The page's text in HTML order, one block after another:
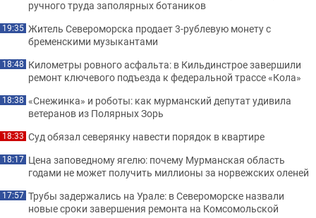
ручного труда заполярных ботаников
19:35 Житель Североморска продает 3-рублевую монету с
бременскими музыкантами
18:48 Километры ровного асфальта: в Кильдинстрое завершили
ремонт ключевого подъезда к федеральной трассе «Кола»
18:38 «Снежинка» и роботы: как мурманский депутат удивила
ветеранов из Полярных Зорь
18:33 Суд обязал северянку навести порядок в квартире
18:17 Цена заповедному ягелю: почему Мурманская область
годами не может получить миллионы за норвежских оленей
17:57 Трубы задержались на Урале: в Североморске назвали
новые сроки завершения ремонта на Комсомольской